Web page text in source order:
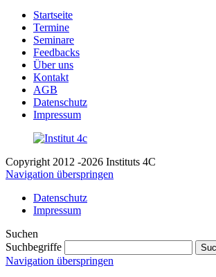
Startseite
Termine
Seminare
Feedbacks
Über uns
Kontakt
AGB
Datenschutz
Impressum
Copyright 2012 -2026 Instituts 4C
Navigation überspringen
Datenschutz
Impressum
Suchen
Suchbegriffe
Navigation überspringen